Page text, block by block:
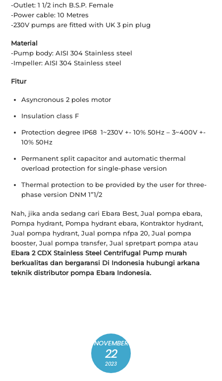
-Outlet: 1 1/2 inch B.S.P. Female
-Power cable: 10 Metres
-230V pumps are fitted with UK 3 pin plug
Material
-Pump body: AISI 304 Stainless steel
-Impeller: AISI 304 Stainless steel
Fitur
Asyncronous 2 poles motor
Insulation class F
Protection degree IP68 1~230V +- 10% 50Hz – 3~400V +-
10% 50Hz
Permanent split capacitor and automatic thermal
overload protection for single-phase version
Thermal protection to be provided by the user for three-
phase version DNM 1”1/2
Nah, jika anda sedang cari Ebara Best, Jual pompa ebara,
Pompa hydrant, Pompa hydrant ebara, Kontraktor hydrant,
Jual pompa hydrant, Jual pompa nfpa 20, Jual pompa
booster, Jual pompa transfer, Jual spretpart pompa atau
Ebara 2 CDX Stainless Steel Centrifugal Pump murah
berkualitas dan bergaransi Di Indonesia hubungi arkana
teknik distributor pompa Ebara Indonesia.
NOVEMBER
22
2023